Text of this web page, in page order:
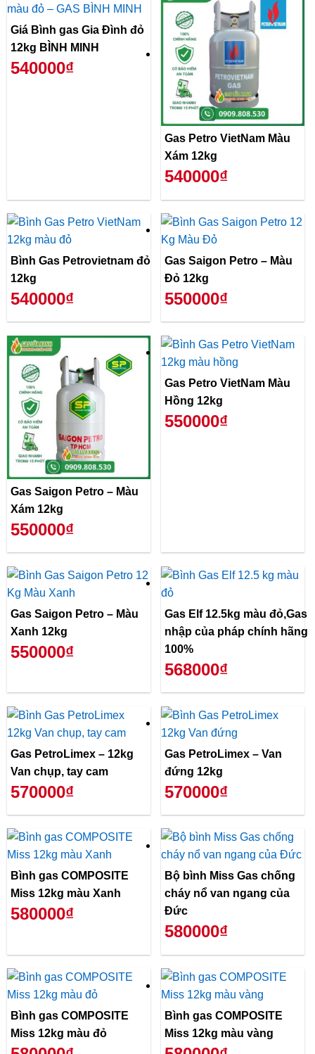
Giá Bình gas Gia Đình đỏ
12kg BÌNH MINH
540000₫
Gas Petro VietNam Màu
Xám 12kg
540000₫
Bình Gas Petrovietnam đỏ
12kg
540000₫
Gas Saigon Petro – Màu
Đỏ 12kg
550000₫
Gas Saigon Petro – Màu
Xám 12kg
550000₫
Gas Petro VietNam Màu
Hồng 12kg
550000₫
Gas Saigon Petro – Màu
Xanh 12kg
550000₫
Gas Elf 12.5kg màu đỏ,Gas
nhập của pháp chính hãng
100%
568000₫
Gas PetroLimex – 12kg
Van chụp, tay cam
570000₫
Gas PetroLimex – Van
đứng 12kg
570000₫
Bình gas COMPOSITE
Miss 12kg màu Xanh
580000₫
Bộ bình Miss Gas chống
cháy nổ van ngang của
Đức
580000₫
Bình gas COMPOSITE
Miss 12kg màu đỏ
Bình gas COMPOSITE
Miss 12kg màu vàng